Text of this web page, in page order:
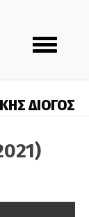
Toggle
navigation
ΔΙΟΓΟΣ